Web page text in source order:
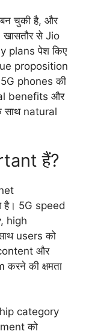
चुकी है, और
से Jio
plans पेश किए
proposition
phones की
benefits और
natural
हैं?
5G speed
high
users को
और
की क्षमता
category
को